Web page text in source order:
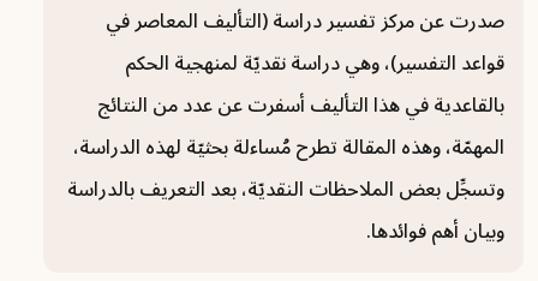
صدرت عن مركز تفسير دراسة (التأليف المعاصر في
قواعد التفسير)، وهي دراسة نقديّة لمنهجية الحكم
بالقاعدية في هذا التأليف أسفرت عن عدد من النتائج
المهمّة، وهذه المقالة تطرح مُساءلة بحثيّة لهذه الدراسة،
وتسجِّل بعض الملاحظات النقديّة، بعد التعريف بالدراسة
وبيان أهم فوائدها.